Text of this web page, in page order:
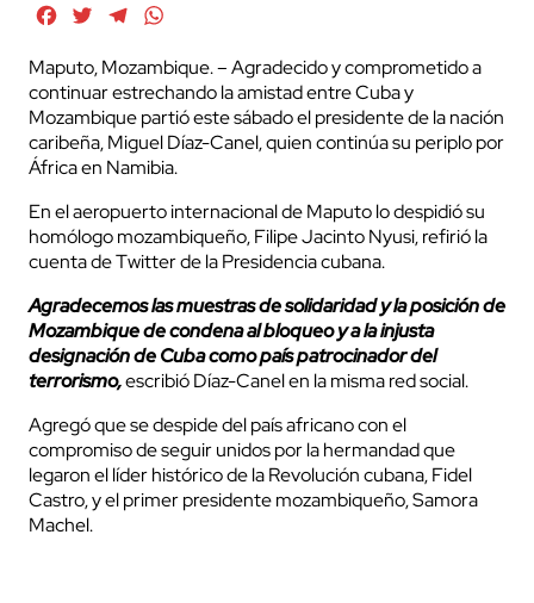
FacebookTwitterTelegram
Maputo, Mozambique. – Agradecido y comprometido a
continuar estrechando la amistad entre Cuba y
Mozambique partió este sábado el presidente de la nación
caribeña, Miguel Díaz-Canel, quien continúa su periplo por
África en Namibia.
En el aeropuerto internacional de Maputo lo despidió su
homólogo mozambiqueño, Filipe Jacinto Nyusi, refirió la
cuenta de Twitter de la Presidencia cubana.
Agradecemos las muestras de solidaridad y la posición de
Mozambique de condena al bloqueo y a la injusta
designación de Cuba como país patrocinador del
terrorismo,escribió Díaz-Canel en la misma red social.
Agregó que se despide del país africano con el
compromiso de seguir unidos por la hermandad que
legaron el líder histórico de la Revolución cubana, Fidel
Castro, y el primer presidente mozambiqueño, Samora
Machel.